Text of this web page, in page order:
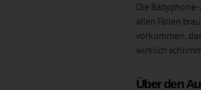
Die
allen Fällen
vorkommen,
wirklich
Über den